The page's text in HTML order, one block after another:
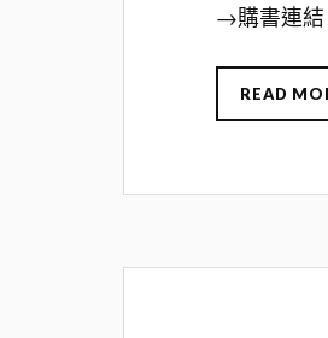
→購書連結
READ